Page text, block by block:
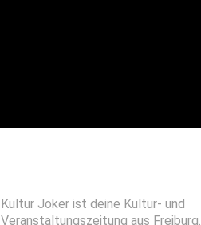
Kultur Joker ist deine Kultur- und
Veranstaltungszeitung aus Freiburg.